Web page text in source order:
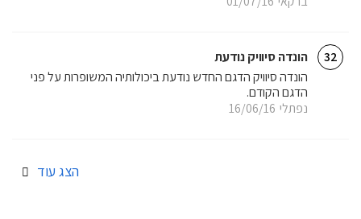
32 הונדה סיוויק נודעת
נפתלי 16/06/16
הונדה סיוויק הדגם החדש נודעת ביכולותיה המשופרות על פני
הדגם הקודם.
הצג עוד